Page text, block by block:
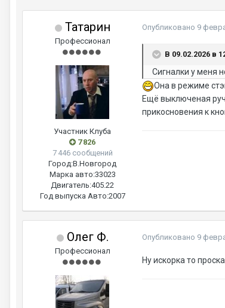
Татарин
Профессионал
Участник Клуба
7 826
7 446 сообщений
Город:В.Новгород
Марка авто:33023
Двигатель:405.22
Год выпуска Авто:2007
Опубликовано 9
В 09.02.2026 в
Сигналки у меня
Она в режиме
Ещё выключеная
прикосновения к
Олег Ф.
Профессионал
Опубликовано 9
Ну искорка то